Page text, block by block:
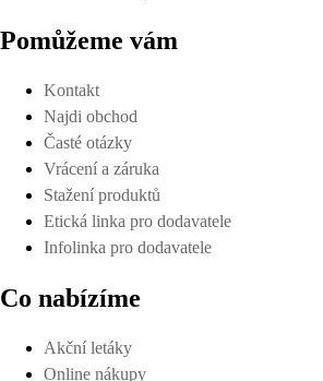
Pomůžeme vám
Kontakt
Najdi obchod
Časté otázky
Vrácení a záruka
Stažení produktů
Etická linka pro dodavatele
Infolinka pro dodavatele
Co nabízíme
Akční letáky
Online nákupy